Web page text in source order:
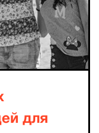
для